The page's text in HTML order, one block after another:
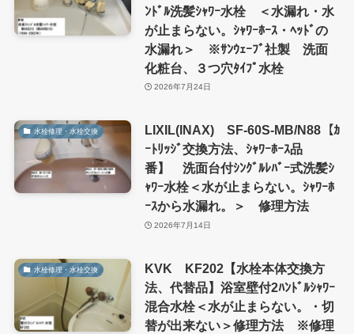
ﾝﾄﾞﾙ洗髪ｼｬﾜｰ水栓 ＜水漏れ・水
が止まらない。ｼｬﾜｰﾎｰｽ・ﾍｯﾄﾞの
水漏れ＞ ※ｻﾝｳｪｰﾌﾞ社製 洗面
化粧台、３つ穴ﾀｲﾌﾟ水栓
2026年7月24日
水栓修理・水栓交換
LIXIL(INAX) SF-60S-MB/N88【ｶ
ｰﾄﾘｯｼﾞ交換方法、ｼｬﾜｰﾎｰｽ品
番】 洗面台付ｼﾝｸﾞﾙﾚﾊﾞｰ式洗髪ｼ
ｬﾜｰ水栓＜水が止まらない。ｼｬﾜｰﾎ
ｰｽから水漏れ。＞ 修理方法
2026年7月14日
水栓修理・水栓交換
KVK KF202【水栓本体交換方
法、代替品】浴室壁付2ﾊﾝﾄﾞﾙｼｬﾜｰ
混合水栓＜水が止まらない。・切
替が出来ない＞修理方法 ※修理